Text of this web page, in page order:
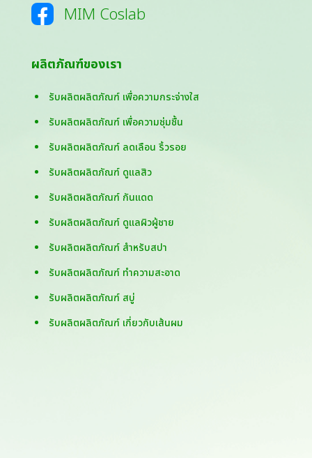
MIM Coslab
ผลิตภัณฑ์ของเรา
รับผลิตผลิตภัณฑ์ เพื่อความกระจ่างใส
รับผลิตผลิตภัณฑ์ เพื่อความชุ่มชื้น
รับผลิตผลิตภัณฑ์ ลดเลือน ริ้วรอย
รับผลิตผลิตภัณฑ์ ดูแลสิว
รับผลิตผลิตภัณฑ์ กันแดด
รับผลิตผลิตภัณฑ์ ดูแลผิวผู้ชาย
รับผลิตผลิตภัณฑ์ สำหรับสปา
รับผลิตผลิตภัณฑ์ ทำความสะอาด
รับผลิตผลิตภัณฑ์ สบู่
รับผลิตผลิตภัณฑ์ เกี่ยวกับเส้นผม